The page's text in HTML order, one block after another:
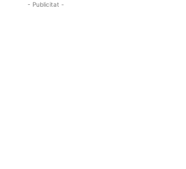
- Publicitat -